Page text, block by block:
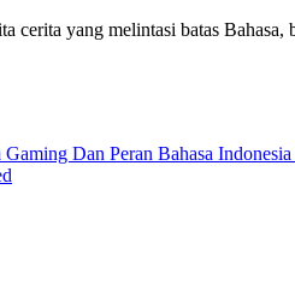
yang melintasi batas
Dan Peran Bahasa